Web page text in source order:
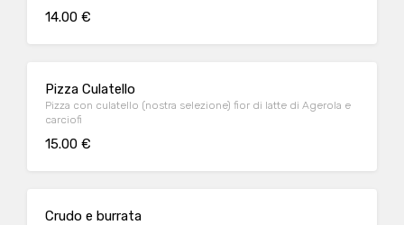
14.00 €
Pizza Culatello
Pizza con culatello (nostra selezione) fior di latte di Agerola e
carciofi
15.00 €
Crudo e burrata